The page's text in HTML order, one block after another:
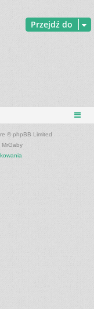
Przejdź do
© phpBB Limited